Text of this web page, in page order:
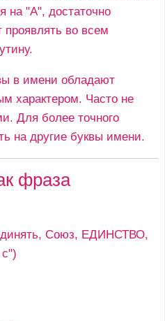
на "А", достаточно
во всем
в имени обладают
характером. Часто не
Для более точного
на другие буквы имени.
фраза
Союз, ЕДИНСТВО,